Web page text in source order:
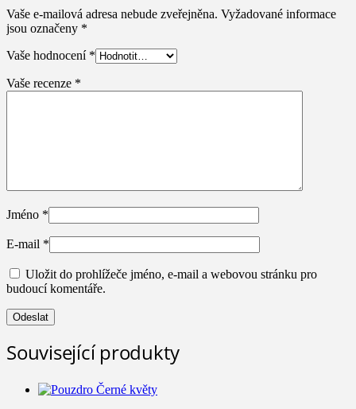
Vaše e-mailová adresa nebude zveřejněna. Vyžadované informace
jsou označeny *
Vaše hodnocení *
Vaše recenze *
Jméno *
E-mail *
Uložit do prohlížeče jméno, e-mail a webovou stránku pro
budoucí komentáře.
Související produkty